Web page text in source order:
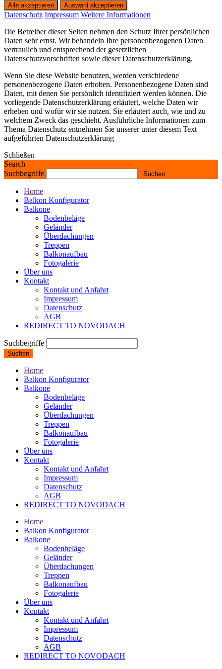
Datenschutz Impressum Weitere Informationen
Die Betreiber dieser Seiten nehmen den Schutz Ihrer persönlichen
Daten sehr ernst. Wir behandeln Ihre personenbezogenen Daten
vertraulich und entsprechend der gesetzlichen
Datenschutzvorschriften sowie dieser Datenschutzerklärung.
Wenn Sie diese Website benutzen, werden verschiedene
personenbezogene Daten erhoben. Personenbezogene Daten sind
Daten, mit denen Sie persönlich identifiziert werden können. Die
vorliegende Datenschutzerklärung erläutert, welche Daten wir
erheben und wofür wir sie nutzen. Sie erläutert auch, wie und zu
welchem Zweck das geschieht. Ausführliche Informationen zum
Thema Datenschutz entnehmen Sie unserer unter diesem Text
aufgeführten Datenschutzerklärung
Schließen
Search
Suchbegriffe
Home
Balkon Konfigurator
Balkone
Bodenbeläge
Geländer
Überdachungen
Treppen
Balkonaufbau
Fotogalerie
Über uns
Kontakt
Kontakt und Anfahrt
Impressum
Datenschutz
AGB
REDIRECT TO NOVODACH
Suchbegriffe
Suchen
Home
Balkon Konfigurator
Balkone
Bodenbeläge
Geländer
Überdachungen
Treppen
Balkonaufbau
Fotogalerie
Über uns
Kontakt
Kontakt und Anfahrt
Impressum
Datenschutz
AGB
REDIRECT TO NOVODACH
Home
Balkon Konfigurator
Balkone
Bodenbeläge
Geländer
Überdachungen
Treppen
Balkonaufbau
Fotogalerie
Über uns
Kontakt
Kontakt und Anfahrt
Impressum
Datenschutz
AGB
REDIRECT TO NOVODACH